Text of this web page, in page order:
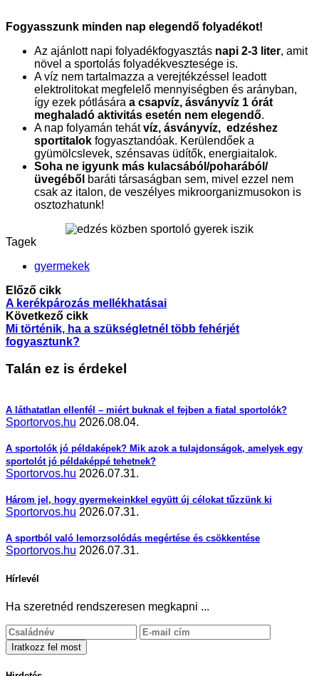
Fogyasszunk minden nap elegendő folyadékot!
Az ajánlott napi folyadékfogyasztás napi 2-3 liter, amit
növel a sportolás folyadékvesztesége is.
A víz nem tartalmazza a verejtékzéssel leadott
elektrolitokat megfelelő mennyiségben és arányban,
így ezek pótlására a csapvíz, ásványvíz 1 órát
meghaladó aktivitás esetén nem elegendő.
A nap folyamán tehátvíz, ásványvíz, edzéshez
sportitalok fogyasztandóak. Kerülendőek a
gyümölcslevek, szénsavas üdítők, energiaitalok.
Soha ne igyunk más kulacsából/poharából/
üvegéből baráti társaságban sem, mivel ezzel nem
csak az italon, de veszélyes mikroorganizmusokon is
osztozhatunk!
Tagek
gyermekek
Előző cikk
A kerékpározás mellékhatásai
Következő cikk
Mi történik, ha a szükségletnél több fehérjét
fogyasztunk?
Talán ez is érdekel
A láthatatlan ellenfél – miért buknak el fejben a fiatal sportolók?
Sportorvos.hu 2026.08.04.
A sportolók jó példaképek? Mik azok a tulajdonságok, amelyek egy
sportolót jó példaképpé tehetnek?
Sportorvos.hu 2026.07.31.
Három jel, hogy gyermekeinkkel együtt új célokat tűzzünk ki
Sportorvos.hu 2026.07.31.
A sportból való lemorzsolódás megértése és csökkentése
Sportorvos.hu 2026.07.31.
Hírlevél
Ha szeretnéd rendszeresen megkapni ...